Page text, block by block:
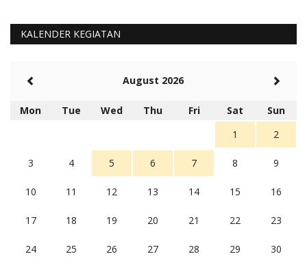
KALENDER KEGIATAN
August 2026
Mon Tue Wed Thu Fri Sat
Sun
1
2
3 4 5 6 7 8 9
10 11 12 13 14 15 16
17 18 19 20 21 22 23
24 25 26 27 28 29 30